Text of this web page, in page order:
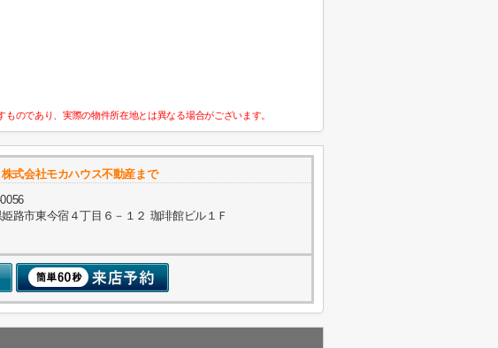
のであり、実際の物件所在地とは異なる場合がございます。
会社モカハウス不動産まで
路市東今宿４丁目６－１２ 珈琲館ビル１Ｆ